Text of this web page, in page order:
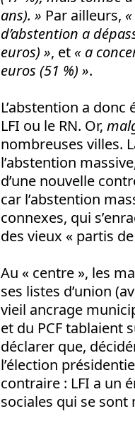
ans). » Par ailleurs,
d’abstention a
euros) », et « a
euros (51 %) ».
L’abstention a
LFI ou le RN. Or,
nombreuses villes.
l’abstention
d’une nouvelle
car l’abstention
connexes, qui
des vieux « partis
Au « centre », les
ses listes d’union
vieil ancrage
et du PCF tablaient
déclarer que,
l’élection
contraire : LFI a un
sociales qui se